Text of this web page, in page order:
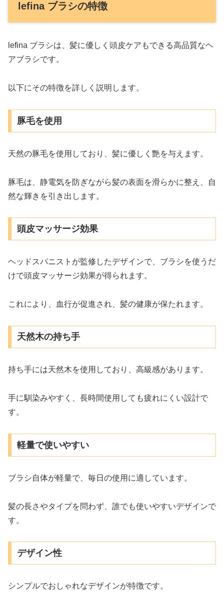
lefina ブラシの特徴
lefina ブラシは、髪に優しく頭皮ケアもできる高品質なヘ
アブラシです。
以下にその特徴を詳しく説明します。
豚毛を使用
天然の豚毛を使用しており、髪に優しく艶を与えます。
豚毛は、静電気を防ぎながら髪の表面を滑らかに整え、自
然な輝きを引き出します。
頭皮マッサージ効果
ヘッドスパニストが監修したデザインで、ブラシを使うだ
けで頭皮マッサージ効果が得られます。
これにより、血行が促進され、髪の健康が保たれます。
天然木の持ち手
持ち手には天然木を使用しており、高級感があります。
手に馴染みやすく、長時間使用しても疲れにくい設計で
す。
軽量で使いやすい
ブラシ自体が軽量で、毎日の使用に適しています。
髪の長さやタイプを問わず、誰でも使いやすいデザインで
す。
デザイン性
シンプルでおしゃれなデザインが特徴です。